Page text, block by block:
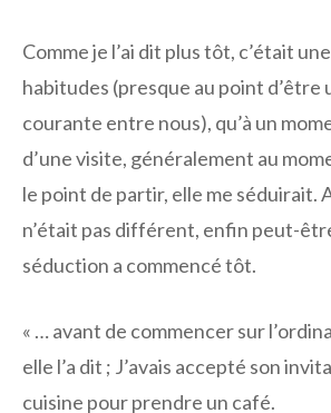
Comme je l’ai dit plus tôt, c’était
habitudes (presque au point d’être
courante entre nous), qu’à un
d’une visite, généralement au
le point de partir, elle me séduirait.
n’était pas différent, enfin peut-
séduction a commencé tôt.
« … avant de commencer sur
elle l’a dit ; J’avais accepté son
cuisine pour prendre un café.